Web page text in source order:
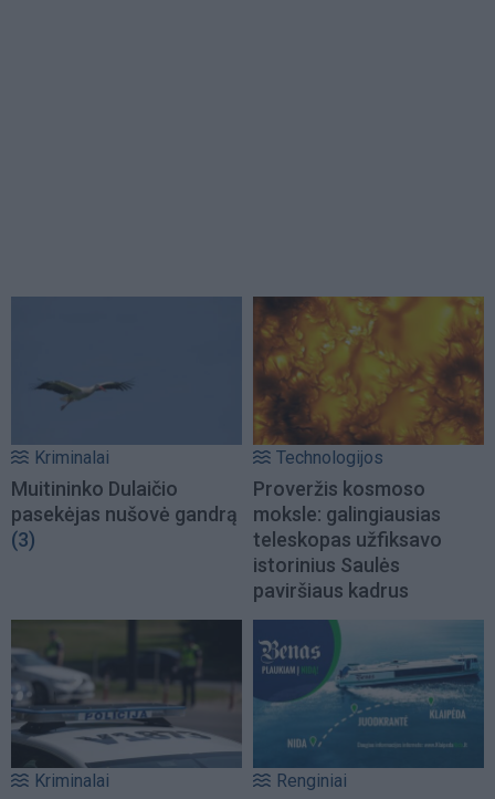
Kriminalai
Muitininko Dulaičio
pasekėjas nušovė gandrą
(3)
Technologijos
Proveržis kosmoso
moksle: galingiausias
teleskopas užfiksavo
istorinius Saulės
paviršiaus kadrus
Kriminalai Renginiai